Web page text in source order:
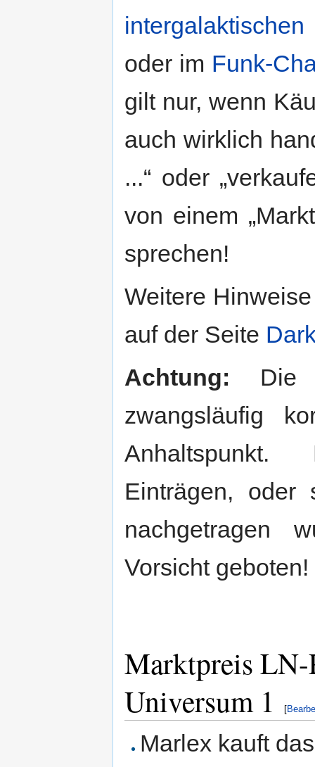
oder im Funk-
gilt nur, wenn
auch wirklich
...“ oder
von einem
sprechen!
Weitere
auf der Seite
Achtung: Die
zwangsläufig
Einträgen, oder
nachgetragen
Vorsicht geboten!
Marktpreis
Universum 1
[
Marlex kauft